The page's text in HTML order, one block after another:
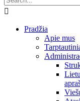
Pradžia
Apie mus